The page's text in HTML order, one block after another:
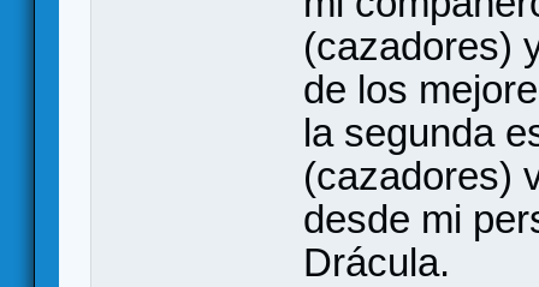
(cazadores)
de los
la segunda
(cazadores)
desde mi
Drácula.